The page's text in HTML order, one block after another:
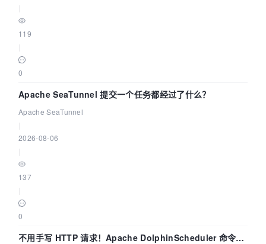
119
0
Apache SeaTunnel 提交一个任务都经过了什么？
Apache SeaTunnel
2026-08-06
137
0
不用手写 HTTP 请求！Apache DolphinScheduler 命令行